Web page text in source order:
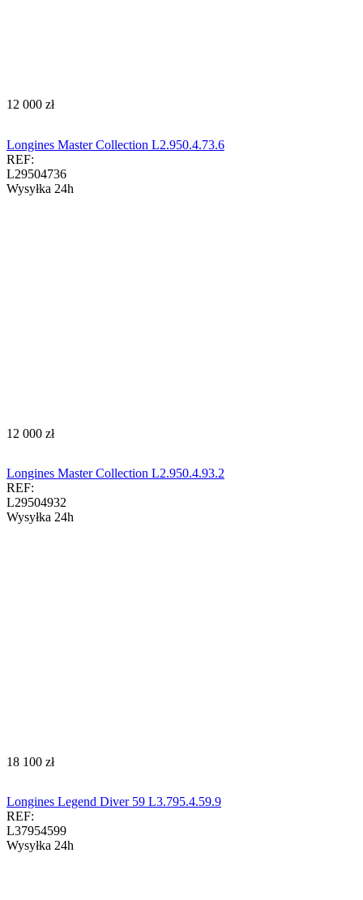
‍12 000‍ zł
Longines Master Collection L2.950.4.73.6
REF:
L29504736
Wysyłka 24h
‍12 000‍ zł
Longines Master Collection L2.950.4.93.2
REF:
L29504932
Wysyłka 24h
‍18 100‍ zł
Longines Legend Diver 59 L3.795.4.59.9
REF:
L37954599
Wysyłka 24h